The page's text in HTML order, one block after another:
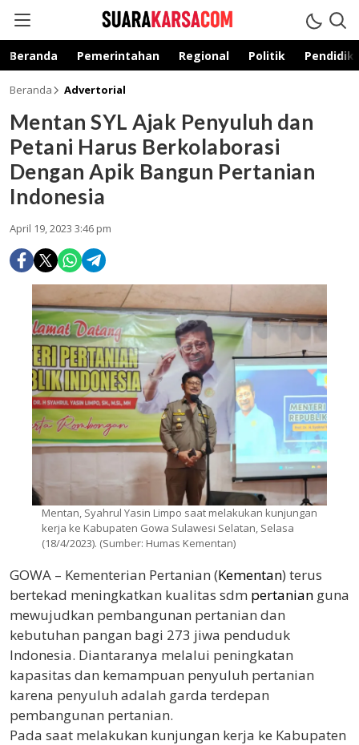
suarakarsa.com
Informasi terpercaya
Beranda Pemerintahan Regional Politik
Beranda Advertorial
Mentan SYL Ajak Penyuluh dan
Petani Harus Berkolaborasi
Dengan Apik Bangun Pertanian
Indonesia
April 19, 2023 3:46 pm
Mentan, Syahrul Yasin Limpo saat melakukan kunjungan
kerja ke Kabupaten Gowa Sulawesi Selatan, Selasa
(18/4/2023). (Sumber: Humas Kementan)
GOWA – Kementerian Pertanian (Kementan) terus
bertekad meningkatkan kualitas sdm pertanian guna
mewujudkan pembangunan pertanian dan
kebutuhan pangan bagi 273 jiwa penduduk
Indonesia. Diantaranya melalui peningkatan
kapasitas dan kemampuan penyuluh pertanian
karena penyuluh adalah garda terdepan
pembangunan pertanian.
Pada saat melakukan kunjungan kerja ke Kabupaten